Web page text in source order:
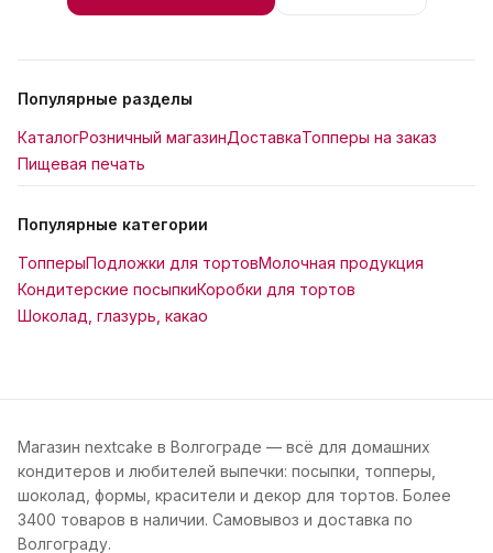
Популярные разделы
КаталогРозничный магазинДоставкаТопперы на заказ
Пищевая печать
Популярные категории
ТопперыПодложки для тортовМолочная продукция
Кондитерские посыпкиКоробки для тортов
Шоколад, глазурь, какао
Магазин nextcake в Волгограде — всё для домашних
кондитеров и любителей выпечки: посыпки, топперы,
шоколад, формы, красители и декор для тортов. Более
3400 товаров в наличии. Самовывоз и доставка по
Волгограду.